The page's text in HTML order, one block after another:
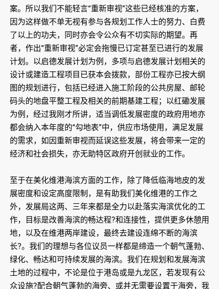
案。所以我们不能轻言“重新审视”这些已经核准的方案，
因为这样做不单无视有参与各规划工作人士的努力、白费
了以上的功夫，同时亦会令公众有不切实际的期望。再
者，作出“重新审视”必定会拖慢已订定甚至已进行的发展
计划。以启德发展计划为例，多项与启德发展计划相关的
设计或建造工程项目已获本会拨款，部份工程亦已按大纲
图的规划进行，包括已经进入施工阶段的公共房屋、邮轮
码头的地盘平整工程及相关的前期基建工程；以红磡发展
为例，经过我刚才所讲，适当调低发展密度的政府用地亦
都会纳入本年度的“勾地表”中，供应市场使用，满足发展
的需求，如因重新审视而延误这些发展，将会带来一定的
经济和社会损失，亦无助特区政府开创就业的工作。
至于在美化维港海滨方面的工作，除了降低临海地皮的发
展密度和设定高度限制，是有助我们美化维港的工作之
外，发展局这两、三年来都是全力以赴落实海滨优化的工
作，目标是改善海滨的畅达程?和连接性，提供更多休憩用
地，以及在维港两岸建设，最终去建设连绵不断的海滨
长?。我们的理想与各位议员一样都是缔造一个朝气蓬勃、
绿化、畅达和可持续发展的海滨。我们在规划和发展海滨
土地的过程中，不论是位于港岛或是九龙区，若发现有公
众设施?配合朝气蓬勃的海旁、或并无需要设置于海旁，我